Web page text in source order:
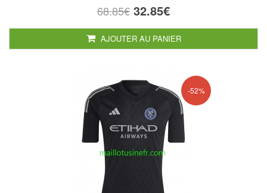
68.85€ 32.85€
AJOUTER AU PANIER
-52%